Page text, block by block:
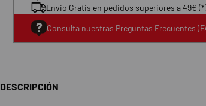
Envio Gratis en pedidos superiores a 49€
Consulta nuestras Preguntas Frecuentes
DESCRIPCIÓN